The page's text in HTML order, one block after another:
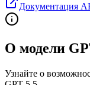
Документация
О модели
Узнайте о